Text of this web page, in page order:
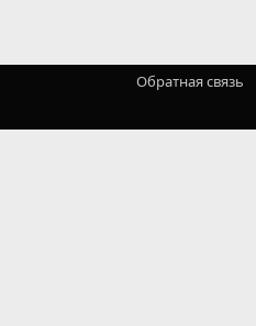
Обратная связь